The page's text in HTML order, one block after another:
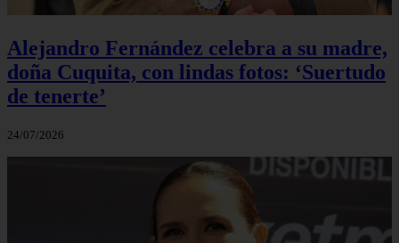
Alejandro Fernández celebra a su madre,
doña Cuquita, con lindas fotos: ‘Suertudo
de tenerte’
24/07/2026